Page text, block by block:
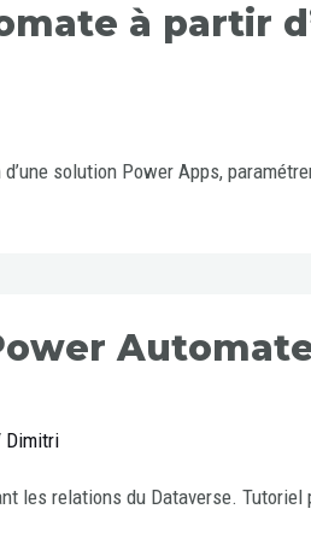
à partir
solution Power Apps,
Dimitri
les relations du Dataverse. Tutoriel